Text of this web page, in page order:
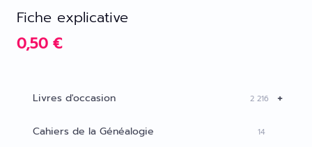
Fiche explicative
0,50 €
+
Livres d'occasion 2 216
Cahiers de la Généalogie 14